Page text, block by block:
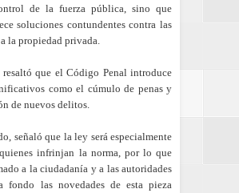
de la fuerza pública, sino que
soluciones contundentes contra las
la propiedad privada.
resaltó que el Código Penal introduce
como el cúmulo de penas y
de nuevos delitos.
señaló que la ley será especialmente
infrinjan la norma, por lo que
a la ciudadanía y a las autoridades
fondo las novedades de esta pieza